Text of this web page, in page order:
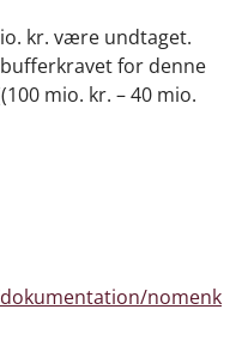
kr. være undtaget.
for denne
mio. kr. – 40 mio.
nomenk